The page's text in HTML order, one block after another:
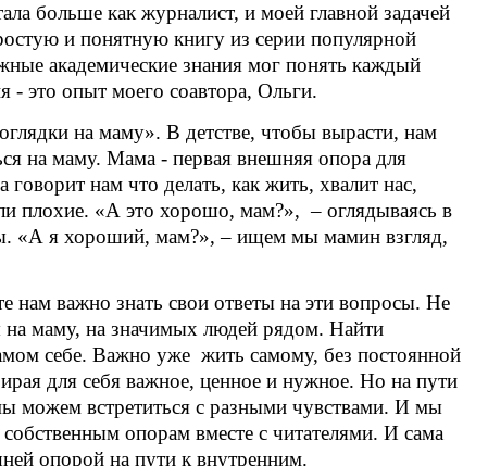
больше как журналист, и моей главной задачей
и понятную книгу из серии популярной
академические знания мог понять каждый
- это опыт моего соавтора, Ольги.
на маму». В детстве, чтобы вырасти, нам
на маму. Мама - первая внешняя опора для
нам что делать, как жить, хвалит нас,
плохие. «А это хорошо, мам?», – оглядываясь в
«А я хороший, мам?», – ищем мы мамин взгляд,
нам важно знать свои ответы на эти вопросы. Не
на маму, на значимых людей рядом. Найти
себе. Важно уже жить самому, без постоянной
для себя важное, ценное и нужное. Но на пути
можем встретиться с разными чувствами. И мы
опорам вместе с читателями. И сама
опорой на пути к внутренним.